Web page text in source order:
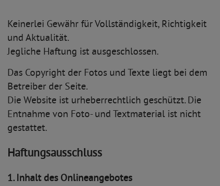
Keinerlei Gewähr für Vollständigkeit, Richtigkeit
und Aktualität.
Jegliche Haftung ist ausgeschlossen.
Das Copyright der Fotos und Texte liegt bei dem
Betreiber der Seite.
Die Website ist urheberrechtlich geschützt. Die
Entnahme von Foto- und Textmaterial ist nicht
gestattet.
Haftungsausschluss
1. Inhalt des Onlineangebotes